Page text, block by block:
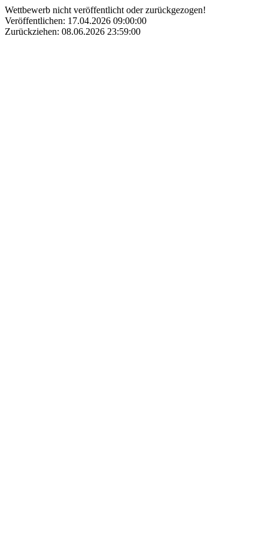
Wettbewerb nicht veröffentlicht oder zurückgezogen!
Veröffentlichen: 17.04.2026 09:00:00
Zurückziehen: 08.06.2026 23:59:00